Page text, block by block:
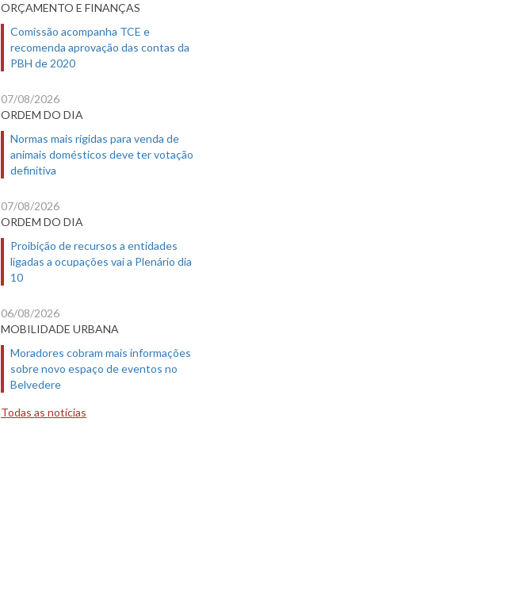
ORÇAMENTO E FINANÇAS
Comissão acompanha TCE e
recomenda aprovação das contas da
PBH de 2020
07/08/2026
ORDEM DO DIA
Normas mais rígidas para venda de
animais domésticos deve ter votação
definitiva
07/08/2026
ORDEM DO DIA
Proibição de recursos a entidades
ligadas a ocupações vai a Plenário dia
10
06/08/2026
MOBILIDADE URBANA
Moradores cobram mais informações
sobre novo espaço de eventos no
Belvedere
Todas as notícias